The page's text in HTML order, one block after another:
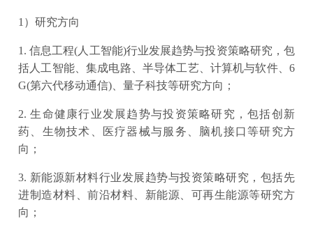
1）研究方向
1. 信息工程(人工智能)行业发展趋势与投资策略研究，包
括人工智能、集成电路、半导体工艺、计算机与软件、6
G(第六代移动通信)、量子科技等研究方向；
2. 生命健康行业发展趋势与投资策略研究，包括创新
药、生物技术、医疗器械与服务、脑机接口等研究方
向；
3. 新能源新材料行业发展趋势与投资策略研究，包括先
进制造材料、前沿材料、新能源、可再生能源等研究方
向；